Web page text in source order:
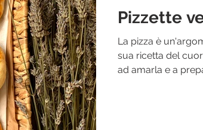
Pizzette
La pizza è
sua ricetta del
ad amarla e a